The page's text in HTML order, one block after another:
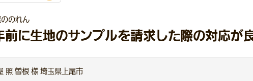
のれん
前に生地のサンプルを請求した際の対応が
照 曽根 様 埼玉県上尾市